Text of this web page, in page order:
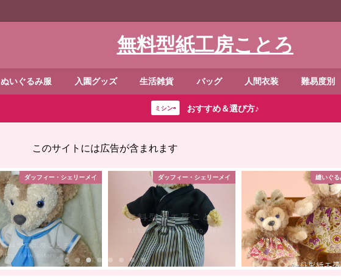
無料型紙工房ことろ
ぬいぐるみ服 入園グッズ 生活雑貨 バッグ 人間衣装 難易度別
ミシン⇨ おすすめ＆選び方♪
このサイトには広告が含まれます
ダッフィー・シェリーメイ ダッフィー・シェリーメイ 縫いぐ